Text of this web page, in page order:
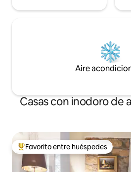
Aire
Casas con inodoro de
De los mejores en Favorito entre
Favorito entre huéspedes